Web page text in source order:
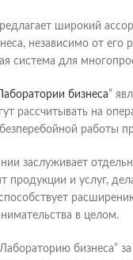
широкий
независимо от
система для
бизнеса”
рассчитывать на
работы
заслуживает
продукции и услуг,
в целом.
бизнеса”